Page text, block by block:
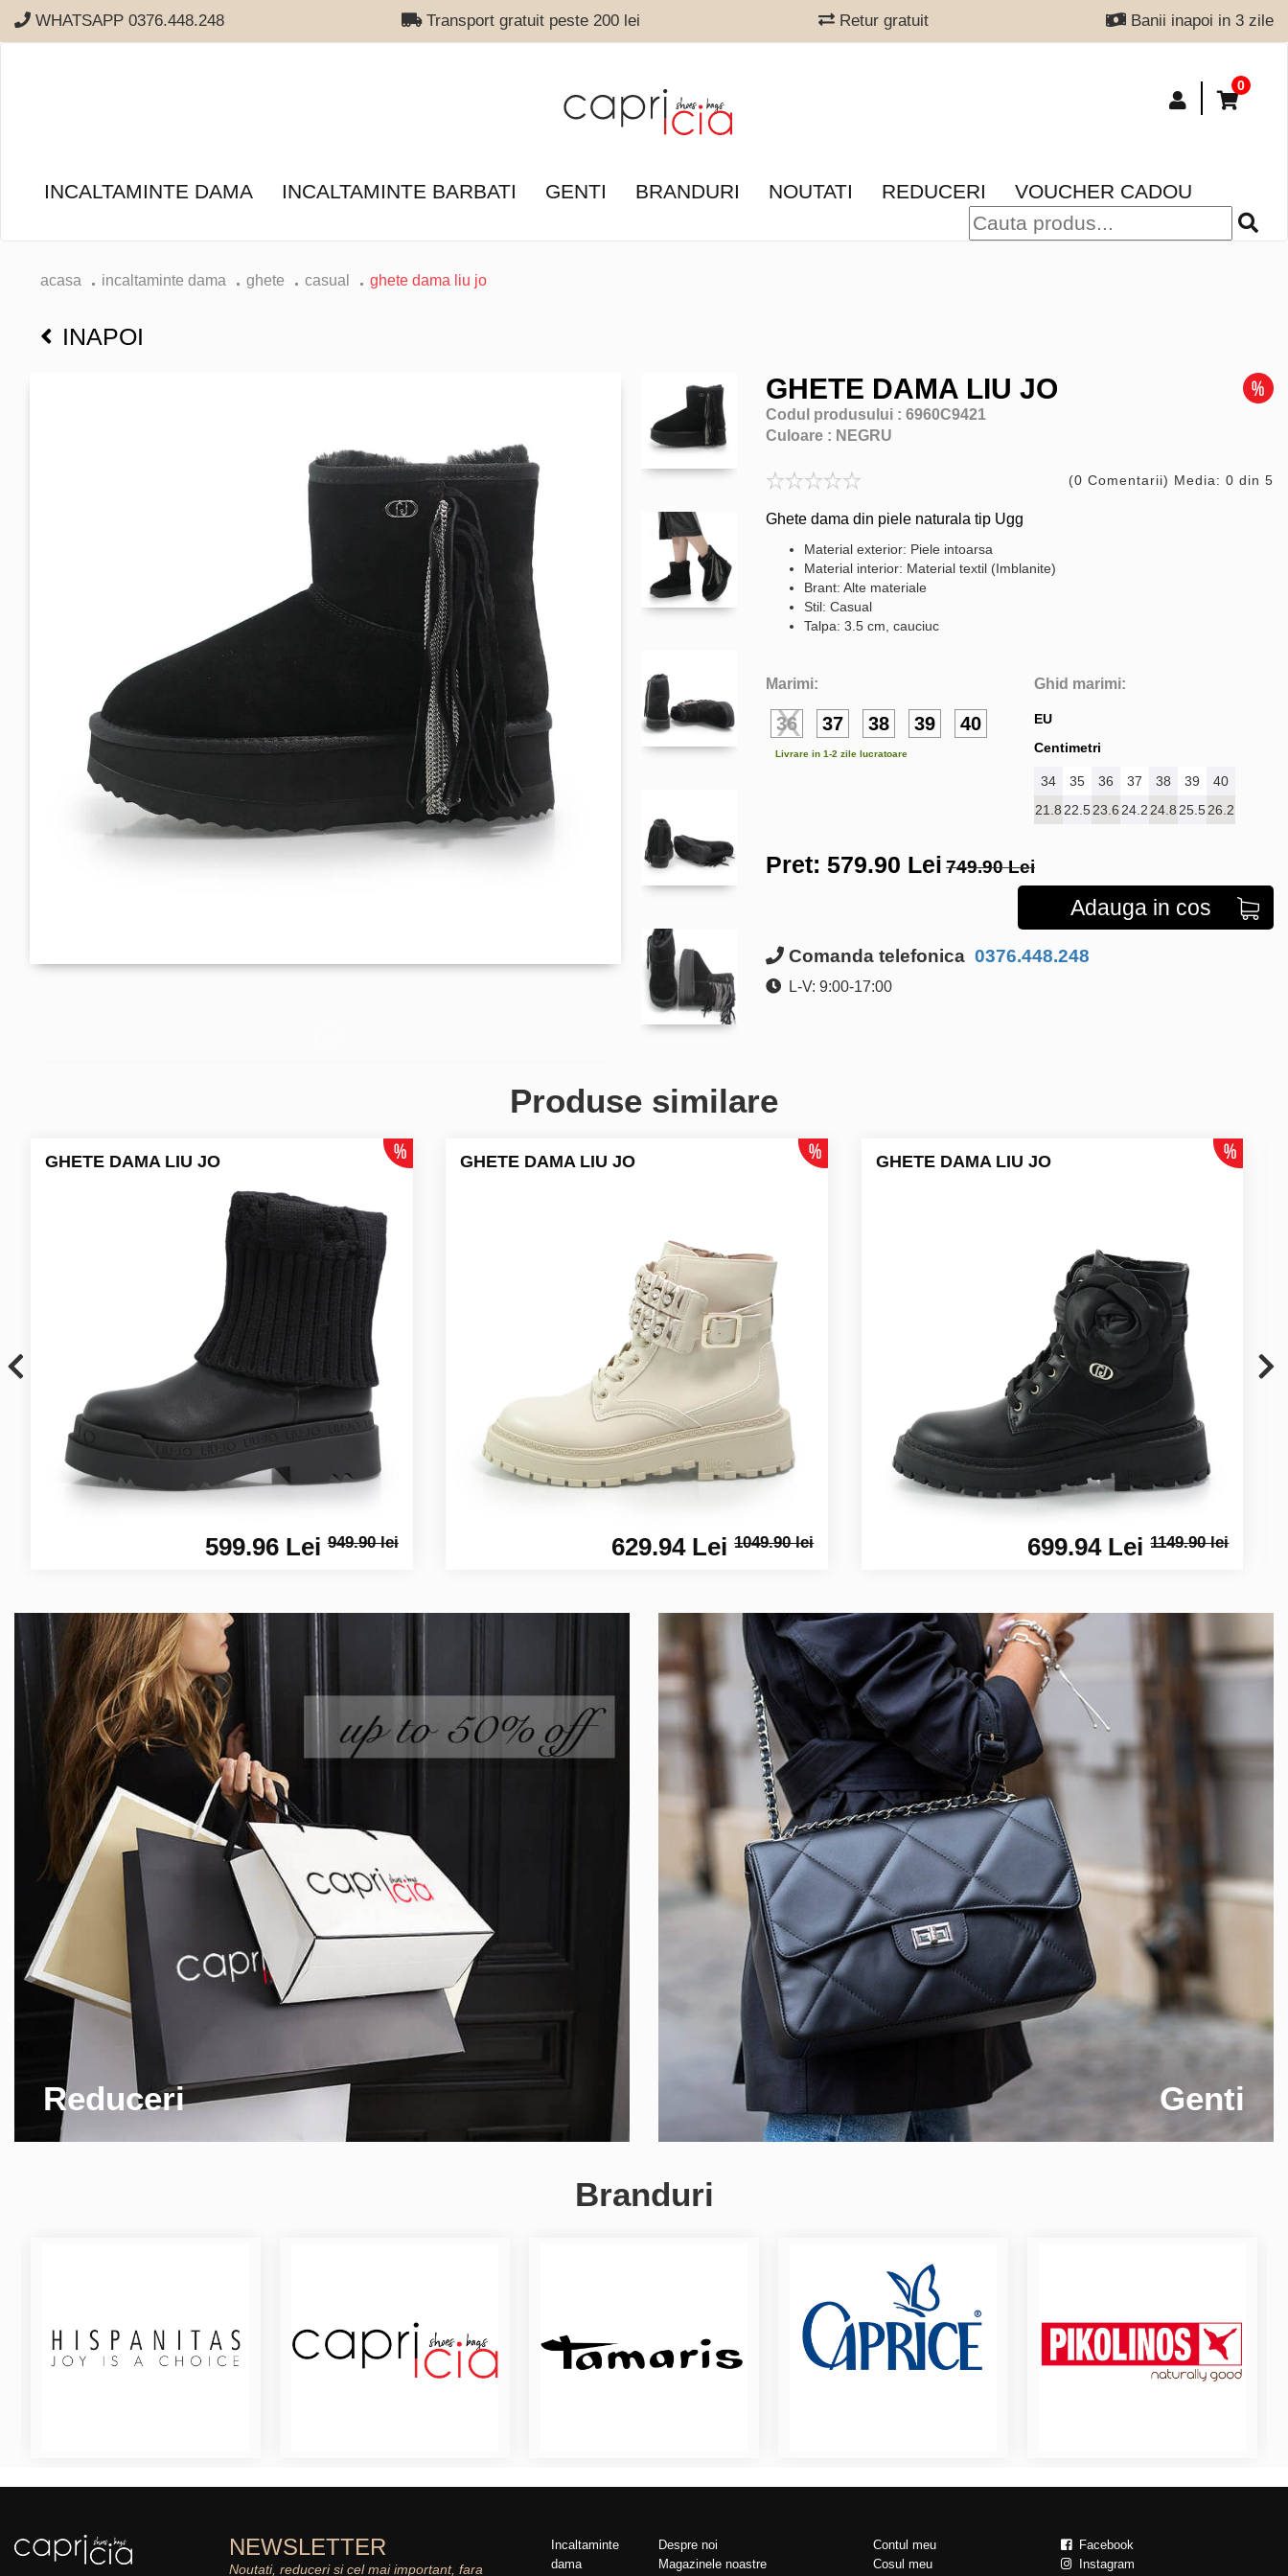
WHATSAPP 0376.448.248 Transport gratuit peste 200 lei Retur gratuit Banii inapoi in 3 zile
0
INCALTAMINTE DAMA INCALTAMINTE BARBATI GENTI BRANDURI NOUTATI REDUCERI VOUCHER CADOU
acasa incaltaminte dama ghete casual ghete dama liu jo
INAPOI
GHETE DAMA LIU JO
Codul produsului : 6960C9421
Culoare : NEGRU
(0 Comentarii) Media: 0 din 5
Ghete dama din piele naturala tip Ugg
Material exterior: Piele intoarsa
Material interior: Material textil (Imblanite)
Brant: Alte materiale
Stil: Casual
Talpa: 3.5 cm, cauciuc
Marimi:
36 37 38 39 40
Livrare in 1-2 zile lucratoare
Ghid marimi:
EU
Centimetri
34 35 36 37 38 39
40
21.8 22.523.6 24.2 24.8 25.526.2
Pret: 579.90 Lei 749.90 Lei
Adauga in cos
Comanda telefonica 0376.448.248
L-V: 9:00-17:00
Produse similare
GHETE DAMA LIU JO
599.96 Lei949.90 lei
GHETE DAMA LIU JO
629.94 Lei1049.90 lei
GHETE DAMA LIU JO
699.94 Lei1149.90 lei
Reduceri Genti
Branduri
NEWSLETTER
Noutati, reduceri si cel mai important, fara
Incaltaminte
dama
Despre noi
Magazinele noastre
Contul meu
Cosul meu
Facebook
Instagram